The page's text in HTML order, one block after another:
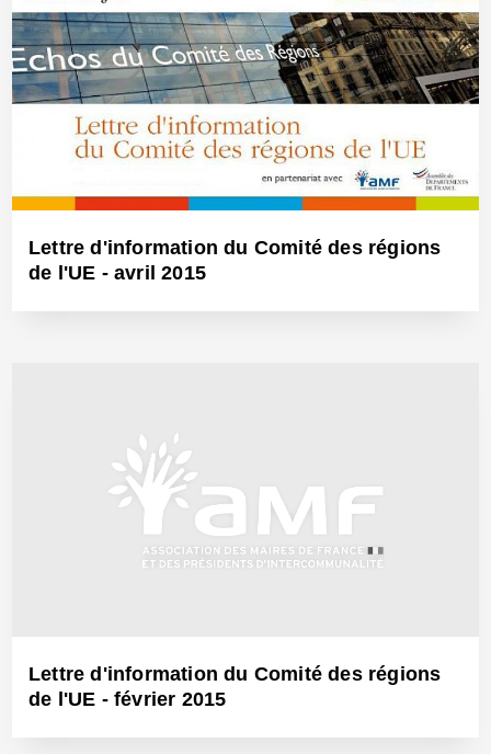
3 Août 2015 - Réf: BW13709
Lettre d'information du Comité des régions
de l'UE - avril 2015
4 Mai 2015 - Réf: BW13408
Lettre d'information du Comité des régions
de l'UE - février 2015